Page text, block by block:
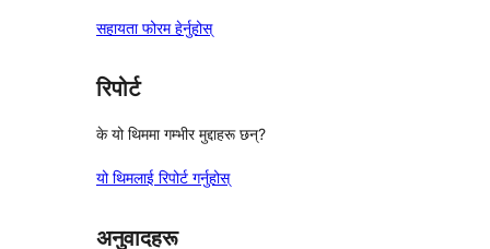
सहायता फोरम हेर्नुहोस्
रिपोर्ट
के यो थिममा गम्भीर मुद्दाहरू छन्?
यो थिमलाई रिपोर्ट गर्नुहोस्
अनुवादहरू